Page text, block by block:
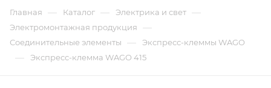
Главная — Каталог — Электрика и свет —
Электромонтажная продукция —
Соединительные элементы — Экспресс-клеммы WAGO
— Экспресс-клемма WAGO 415